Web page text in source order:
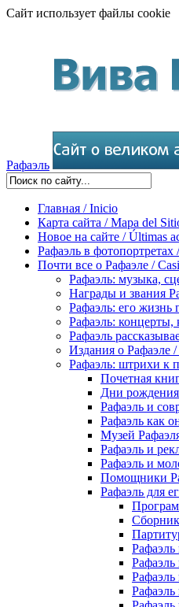
Сайт использует файлы cookie
Рафаэль
Главная / Inicio
Карта сайта / Mapa del
Новое на сайте / Últimas
Рафаэль в фотопортретах
Почти все о Рафаэле /
Рафаэль: музыка,
Награды и звания
Рафаэль: его жизнь
Рафаэль: концерты,
Рафаэль
Издания о Рафаэле /
Рафаэль: штрихи к
Почетная
Дни рождения
Рафаэль и
Рафаэль как
Музей
Рафаэль и
Рафаэль и
Помощники
Рафаэль для
Рафаэль
Рафаэль
Рафаэль
Рафаэль